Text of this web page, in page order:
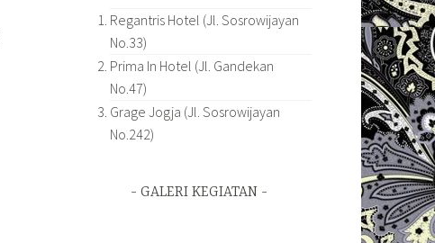
Regantris Hotel (Jl. Sosrowijayan
No.33)
Prima In Hotel (Jl. Gandekan
No.47)
Grage Jogja (Jl. Sosrowijayan
No.242)
GALERI KEGIATAN